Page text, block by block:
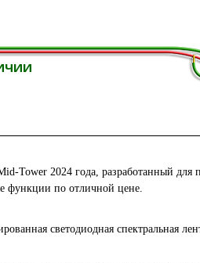
Tower 2024 года, разработанный для
функции по отличной цене.
светодиодная спектральная